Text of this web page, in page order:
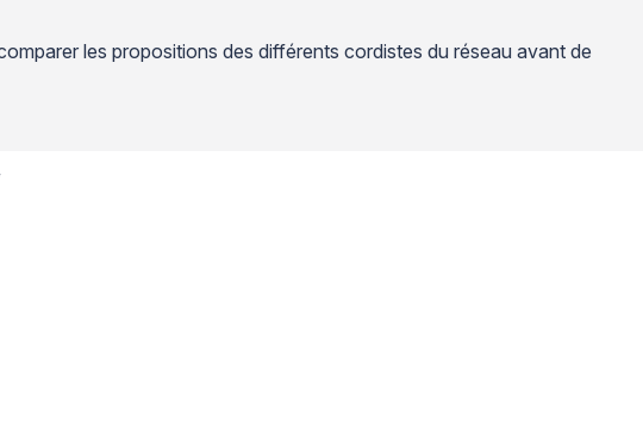
les propositions des différents cordistes du réseau avant de